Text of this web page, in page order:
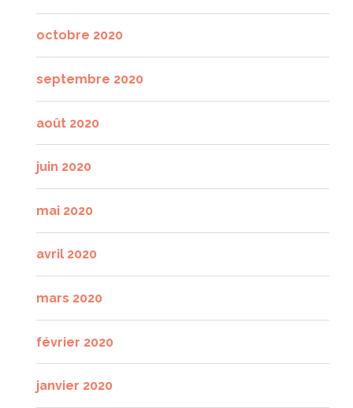
octobre 2020
septembre 2020
août 2020
juin 2020
mai 2020
avril 2020
mars 2020
février 2020
janvier 2020